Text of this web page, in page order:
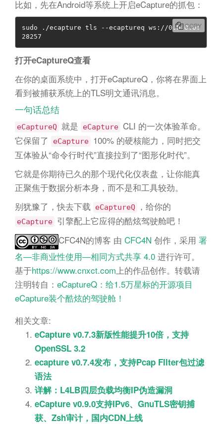
比如，先在Android等系统上开启eCapture的抓包：
sudo ./ecapture tls --ecaptureq ws://0.0.0.0:
28257
COPY
打开eCaptureQ查看
在你的桌面系统中，打开eCaptureQ，你将在界面上
看到被捕获系统上的TLS明文通讯消息。
一句话总结
eCaptureQ 就是 eCapture CLI 的一次体验革命。
它保留了
eCapture 100% 的硬核能力，同时把交
互体验从“命令行时代”直接拉到了“图形化时代”。
它就是你期待已久的那个现代化仪表盘，让你能真
正聚焦于数据分析本身，而不是和工具较劲。
别犹豫了，快去下载
eCaptureQ ，给你的
eCapture 引擎配上它应得的酷炫驾驶舱吧！
CFC4N的博客 由 CFC4N 创作，采用 署
名—非商业性使用—相同方式共享 4.0 进行许可。
基于https://www.cnxct.com 上的作品创作。转载请
注明转自： eCaptureQ：给1.5万星标的开源项目
eCapture装个酷炫的驾驶舱！
相关文章:
eCapture v0.7.3新版性能提升10倍，支持
OpenSSL 3.2
ecapture v0.7.4发布，支持Pcap FIlter包过滤
语法
详解：L4LB四层负载均衡IP伪造漏洞
eCapture v0.9.0支持IPv6、GnuTLS密钥捕
获、Zsh审计，国内CDN上线